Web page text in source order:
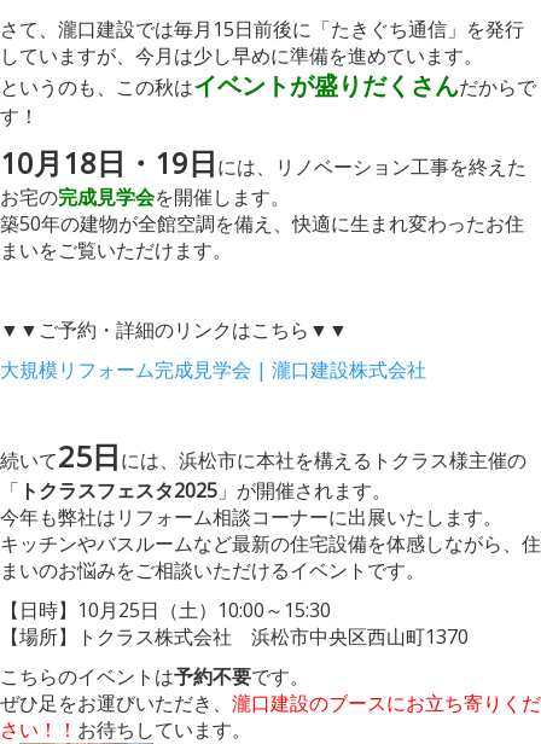
さて、瀧口建設では毎月15日前後に「たきぐち通信」を発行
していますが、今月は少し早めに準備を進めています。
というのも、この秋はイベントが盛りだくさんだからで
す！
10月18日・19日には、リノベーション工事を終えた
お宅の完成見学会を開催します。
築50年の建物が全館空調を備え、快適に生まれ変わったお住
まいをご覧いただけます。
▼▼ご予約・詳細のリンクはこちら▼▼
大規模リフォーム完成見学会 | 瀧口建設株式会社
続いて25日には、浜松市に本社を構えるトクラス様主催の
「 トクラスフェスタ2025 」が開催されます。
今年も弊社はリフォーム相談コーナーに出展いたします。
キッチンやバスルームなど最新の住宅設備を体感しながら、住
まいのお悩みをご相談いただけるイベントです。
【日時】10月25日（土）10:00～15:30
【場所】トクラス株式会社 浜松市中央区西山町1370
こちらのイベントは予約不要です。
ぜひ足をお運びいただき、 瀧口建設のブースにお立ち寄りくだ
さい！！ お待ちしています。